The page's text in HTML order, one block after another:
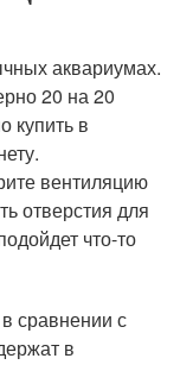
аквариумах.
20 на 20
купить в
вентиляцию
отверстия для
что-то
сравнении с
в